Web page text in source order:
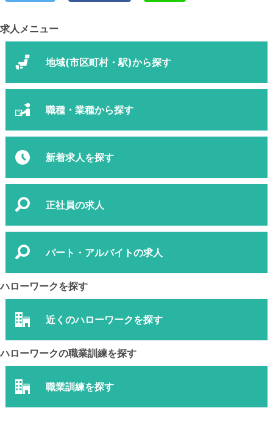
求人メニュー
地域(市区町村・駅)から探す
職種・業種から探す
新着求人を探す
正社員の求人
パート・アルバイトの求人
ハローワークを探す
近くのハローワークを探す
ハローワークの職業訓練を探す
職業訓練を探す